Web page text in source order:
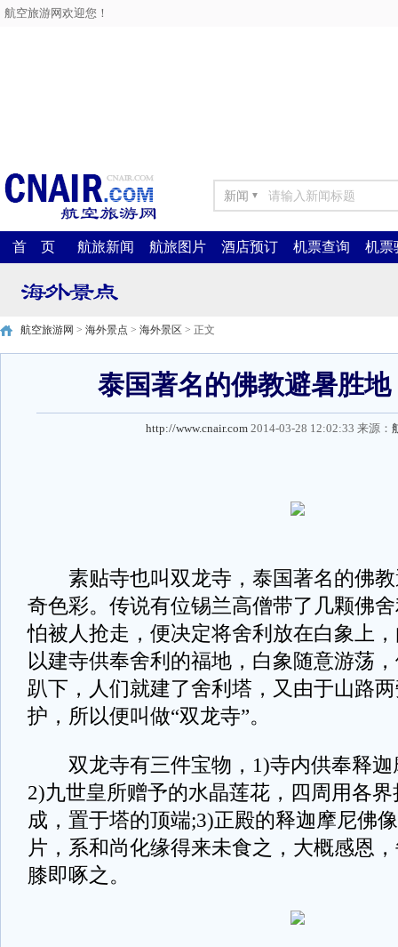
航空旅游网欢迎您！
新闻 ▼
首 页 航旅新闻 航旅图片 酒店预订 机票查询 机票
航空旅游网 > 海外景点 > 海外景区 > 正文
泰国著名的佛教避暑胜
http://www.cnair.com 2014-03-28 12:02:33 来源：
素贴寺也叫双龙寺，泰国著名的佛教
奇色彩。传说有位锡兰高僧带了几颗佛
怕被人抢走，便决定将舍利放在白象上
以建寺供奉舍利的福地，白象随意游荡
趴下，人们就建了舍利塔，又由于山路
护，所以便叫做“双龙寺”。
双龙寺有三件宝物，1)寺内供奉释迦
2)九世皇所赠予的水晶莲花，四周用各
成，置于塔的顶端;3)正殿的释迦摩尼佛
片，系和尚化缘得来未食之，大概感恩
膝即啄之。